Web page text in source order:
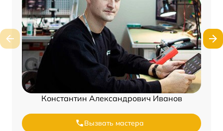
Константин Александрович Иванов
Вызвать мастера